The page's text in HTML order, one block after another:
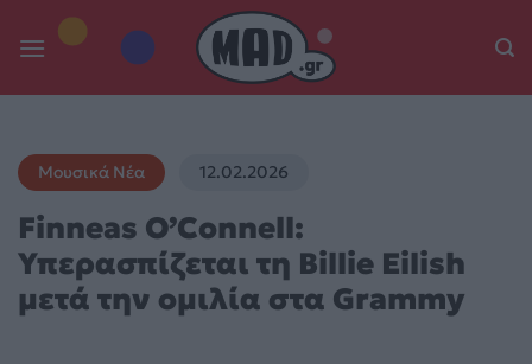
Μουσικά Νέα 12.02.2026
Finneas O’Connell:
Υπερασπίζεται τη Billie Eilish
μετά την ομιλία στα Grammy